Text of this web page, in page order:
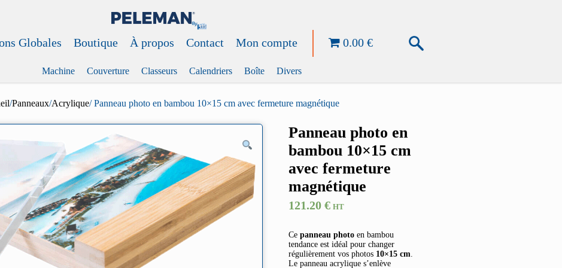
Globales Boutique À propos Contact Mon compte 0.00 €
Machine Couverture Classeurs Calendriers Boîte Divers
/Panneaux/Acrylique/ Panneau photo en bambou 10×15 cm avec fermeture magnétique
Panneau photo en
bambou 10×15 cm
avec fermeture
magnétique
121.20 € HT
Cepanneau photoen bambou
tendance est idéal pour changer
régulièrement vos photos 10×15 cm.
Le panneau acrylique s’enlève